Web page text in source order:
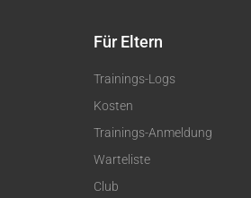
Für Eltern
Trainings-Logs
Kosten
Trainings-Anmeldung
Warteliste
Club